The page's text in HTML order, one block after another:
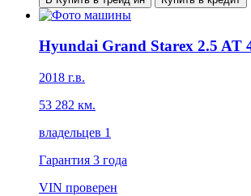
Hyundai Grand Starex 2.5 AT
2018 г.в.
53 282 км.
владельцев 1
Гарантия 3 года
VIN проверен